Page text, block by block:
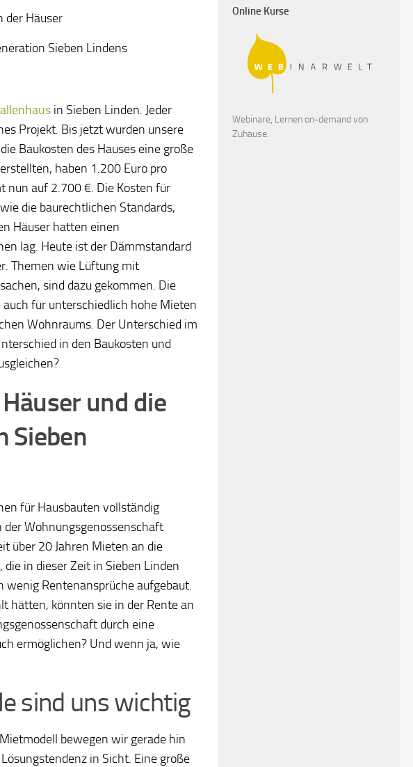
der Häuser
Sieben Lindens
in Sieben Linden. Jeder
Projekt. Bis jetzt wurden unsere
Baukosten des Hauses eine große
haben 1.200 Euro pro
nun auf 2.700 €. Die Kosten für
die baurechtlichen Standards,
Häuser hatten einen
lag. Heute ist der Dämmstandard
Themen wie Lüftung mit
sind dazu gekommen. Die
für unterschiedlich hohe Mieten
Wohnraums. Der Unterschied im
in den Baukosten und
und die
Sieben
für Hausbauten vollständig
Wohnungsgenossenschaft
über 20 Jahren Mieten an die
in dieser Zeit in Sieben Linden
Rentenansprüche aufgebaut.
hätten, könnten sie in der Rente an
durch eine
ermöglichen? Und wenn ja, wie
sind uns wichtig
bewegen wir gerade hin
in Sicht. Eine große
Online Kurse
Webinare, Lernen on-demand von
Zuhause.